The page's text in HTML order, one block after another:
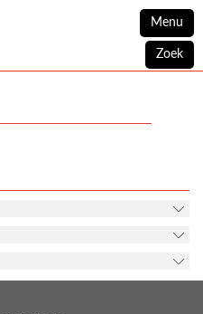
Menu
Zoek